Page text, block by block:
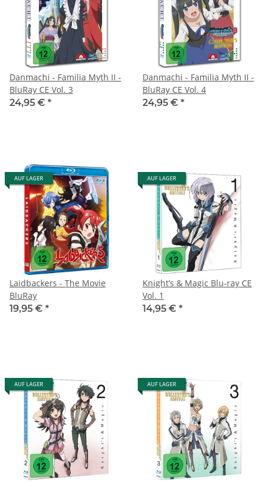
Danmachi - Familia Myth II -
BluRay CE Vol. 3
24,95 € *
Danmachi - Familia Myth II -
BluRay CE Vol. 4
24,95 € *
AUF LAGER
Laidbackers - The Movie
BluRay
19,95 € *
AUF LAGER
Knight’s & Magic Blu-ray CE
Vol. 1
14,95 € *
AUF LAGER AUF LAGER